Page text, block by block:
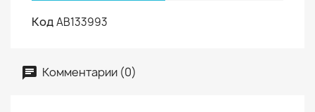
КодAB133993
Комментарии (0)